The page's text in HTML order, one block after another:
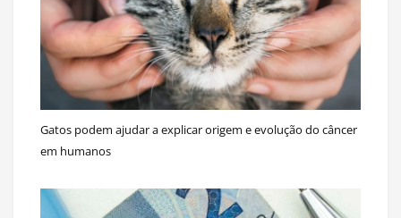
Gatos podem ajudar a explicar origem e evolução do câncer
em humanos